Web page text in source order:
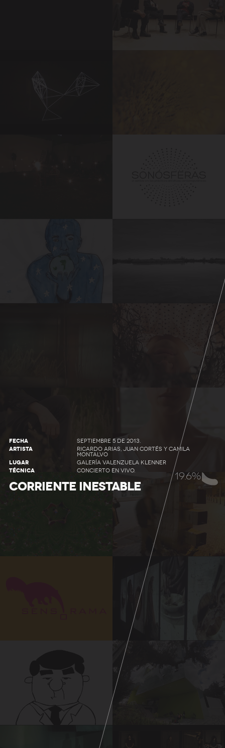
21.7%
FECHA SEPTIEMBRE 5 DE 2013.
ARTISTA
RICARDO ARIAS, JUAN CORTÉS Y CAMILA
MONTALVO
LUGAR GALERÍA VALENZUELA KLENNER
TÉCNICA CONCIERTO EN VIVO.
CORRIENTE INESTABLE